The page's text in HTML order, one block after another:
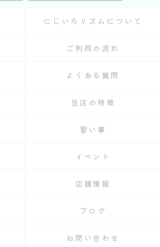
にじいろリズムについて
ご利用の流れ
よくある質問
当店の特徴
習い事
イベント
店舗情報
ブログ
お問い合わせ